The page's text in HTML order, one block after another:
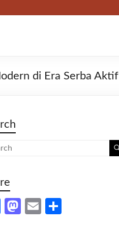
di Era Serba Aktif
Fa
M
E